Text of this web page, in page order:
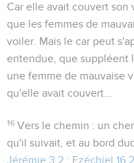
Car elle avait couvert son
que les femmes de
voiler. Mais le car peut
entendue, que suppléent
une femme de mauvaise
qu'elle avait couvert...
16 Vers le chemin : un
qu'il suivait, et au bord
Jérémie 3.2 ; Ezéchiel